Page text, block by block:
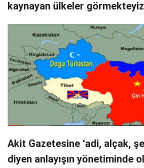
kaynayan ülkeler
Akit Gazetesine ‘adi, alçak,
diyen anlayışın yönetiminde